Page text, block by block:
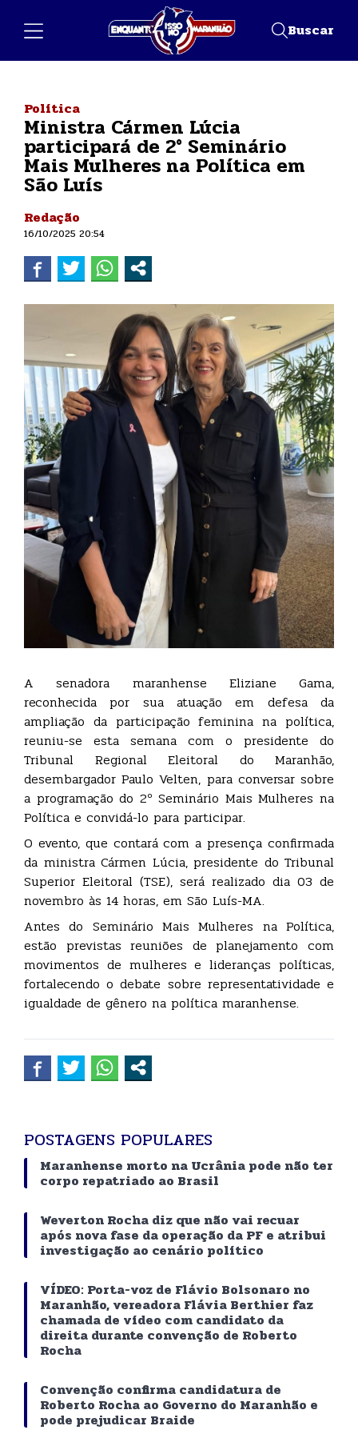
Buscar
Política
Ministra Cármen Lúcia
participará de 2° Seminário
Mais Mulheres na Política em
São Luís
Redação
16/10/2025 20:54
A senadora maranhense Eliziane Gama,
reconhecida por sua atuação em defesa da
ampliação da participação feminina na política,
reuniu-se esta semana com o presidente do
Tribunal Regional Eleitoral do Maranhão,
desembargador Paulo Velten, para conversar sobre
a programação do 2º Seminário Mais Mulheres na
Política e convidá-lo para participar.
O evento, que contará com a presença confirmada
da ministra Cármen Lúcia, presidente do Tribunal
Superior Eleitoral (TSE), será realizado dia 03 de
novembro às 14 horas, em São Luís-MA.
Antes do Seminário Mais Mulheres na Política,
estão previstas reuniões de planejamento com
movimentos de mulheres e lideranças políticas,
fortalecendo o debate sobre representatividade e
igualdade de gênero na política maranhense.
POSTAGENS POPULARES
Maranhense morto na Ucrânia pode não ter
corpo repatriado ao Brasil
Weverton Rocha diz que não vai recuar
após nova fase da operação da PF e atribui
investigação ao cenário político
VÍDEO: Porta-voz de Flávio Bolsonaro no
Maranhão, vereadora Flávia Berthier faz
chamada de vídeo com candidato da
direita durante convenção de Roberto
Rocha
Convenção confirma candidatura de
Roberto Rocha ao Governo do Maranhão e
pode prejudicar Braide